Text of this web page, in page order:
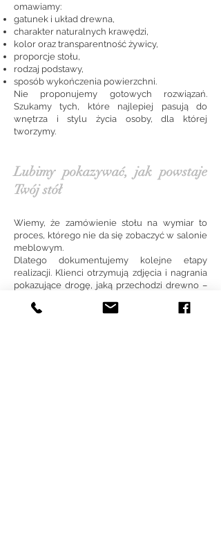
omawiamy:
gatunek i układ drewna,
charakter naturalnych krawędzi,
kolor oraz transparentność żywicy,
proporcje stołu,
rodzaj podstawy,
sposób wykończenia powierzchni.
Nie proponujemy gotowych rozwiązań.
Szukamy tych, które najlepiej pasują do
wnętrza i stylu życia osoby, dla której
tworzymy.
Lubimy pokazywać, jak powstaje
Twój stół
Wiemy, że zamówienie stołu na wymiar to
proces, którego nie da się zobaczyć w salonie
meblowym.
Dlatego dokumentujemy kolejne etapy
realizacji. Klienci otrzymują zdjęcia i nagrania
pokazujące drogę, jaką przechodzi drewno –
aż po gotowy mebel.